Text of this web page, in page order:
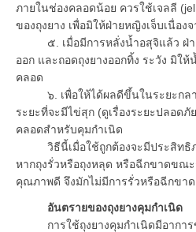
ภายในช่องคลอดน้อย ควรใช้เจลลี
ของถุงยาง เพื่อมิให้ฝ่ายหญิงเจ็บเนื่อง
๕. เมื่อมีการหลั่งน้ำอสุจิแล้ว ฝ่าย
ออก และถอดถุงยางออกทิ้ง ระวัง มิใ
คลอด
๖. เพื่อให้ได้ผลดีขึ้นในระยะกลา
ระยะที่จะมีไข่สุก (ดูเรื่องระยะปลอด
คลอดสำหรับคุมกำเนิด
วิธีนี้เมื่อใช้ถูกต้องจะมีประสิทธิภ
หากถุงรั่วหรือถุงหลุด หรือฉีกขาดขณ
คุณภาพดี จึงมักไม่มีการรั่วหรือฉีกขาด
อันตรายของถุงยางคุมกำเนิด
การใช้ถุงยางคุมกำเนิดมีอาการข้